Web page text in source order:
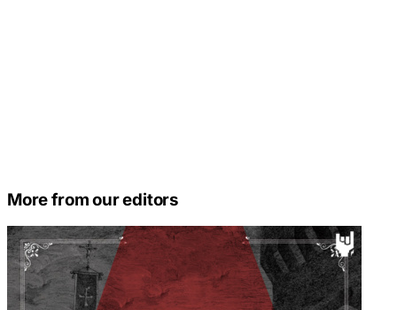
More from our editors